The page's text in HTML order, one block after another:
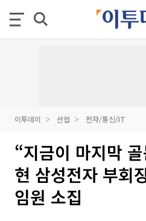
이투데이 산업 전자/통신/IT
“지금이 마지막
현 삼성전자 부회
임원 소집